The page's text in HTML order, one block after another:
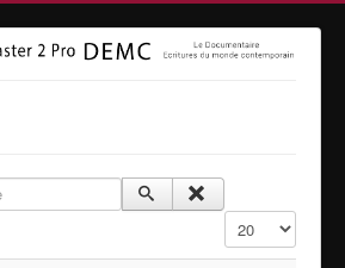
Affichage #